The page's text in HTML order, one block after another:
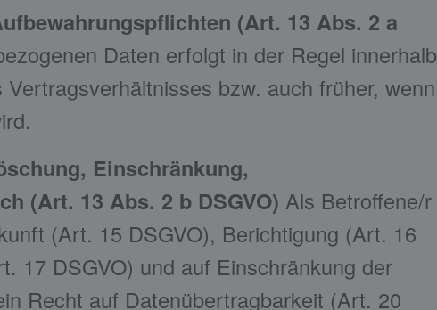
(Art. 13 Abs. 2 a
Daten erfolgt in der Regel innerhalb
bzw. auch früher, wenn
Einschränkung,
(Art. 13 Abs. 2 b DSGVO) Als Betroffene/r
(Art. 15 DSGVO), Berichtigung (Art. 16
17 DSGVO) und auf Einschränkung der
Recht auf Datenübertragbarkeit (Art. 20